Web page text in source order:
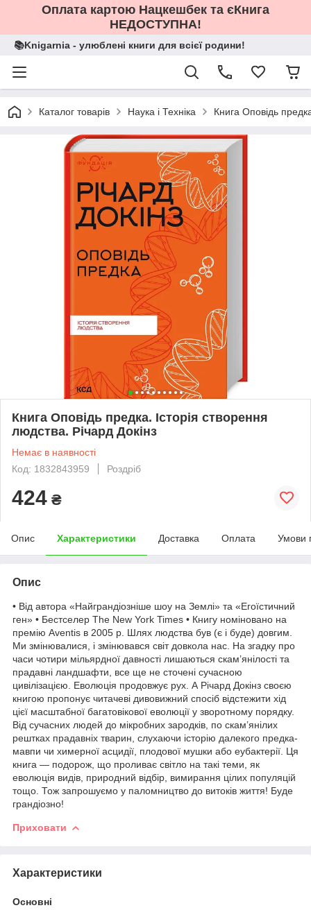
Оплата картою Нацкешбек та єКнига
НЕДОСТУПНА!
📚Knigarnia - улюблені книги для всієї родини!
Каталог товарів Наука і Техніка Книга Оповідь
Книга Оповідь предка. Історія створення
людства. Річард Докінз
Немає в наявності
Код: 1832843959
Роздріб
424 ₴
Опис Характеристики Доставка Оплата Умови
Опис
• Від автора «Найграндіозніше шоу на Землі» та «Егоїстичний
ген» • Бестселер The New York Times • Книгу номіновано на
премію Aventis в 2005 р. Шлях людства був (є і буде) довгим.
Ми змінювалися, і змінювався світ довкола нас. На згадку про
часи чотири мільярдної давності лишаються скам’янілості та
прадавні ландшафти, все ще не сточені сучасною
цивілізацією. Еволюція продовжує рух. А Річард Докінз своєю
книгою пропонує читачеві дивовижний спосіб відстежити хід
цієї масштабної багатовікової еволюції у зворотному порядку.
Від сучасних людей до мікробних зародків, по скам’янілих
рештках прадавніх тварин, слухаючи історію далекого предка-
мавпи чи химерної асцидії, плодової мушки або еубактерії. Ця
книга — подорож, що проливає світло на такі теми, як
еволюція видів, природний відбір, вимирання цілих популяцій
тощо. Тож запрошуємо у паломництво до витоків життя! Буде
грандіозно!
Приховати
Характеристики
Основні